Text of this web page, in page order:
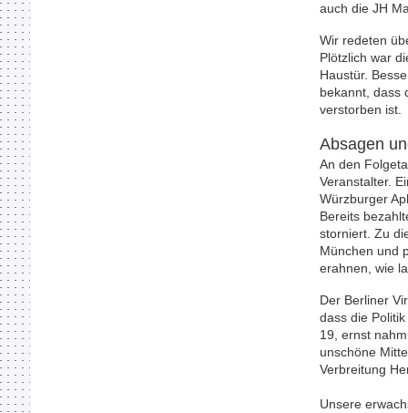
auch die JH
Wir redeten
Plötzlich war
Haustür.
bekannt, dass
verstorben ist.
Absagen
An den
Veranstalter.
Würzburger
Bereits
storniert. Zu
München und
erahnen, wie
Der Berliner
dass die
19, ernst
unschöne
Verbreitung
Unsere